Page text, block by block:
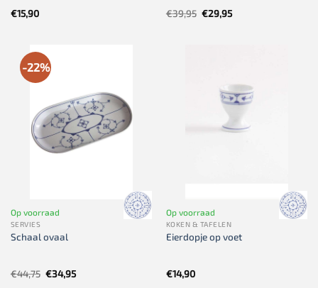
€15,90 €39,95 Oorspronkelijke
prijs
€29,95Huidige
-22%
Op voorraad
SERVIES
Schaal ovaal
€44,75 Oorspronkelijke
prijs
€34,95Huidige
Op voorraad
KOKEN & TAFELEN
Eierdopje op voet
€14,90